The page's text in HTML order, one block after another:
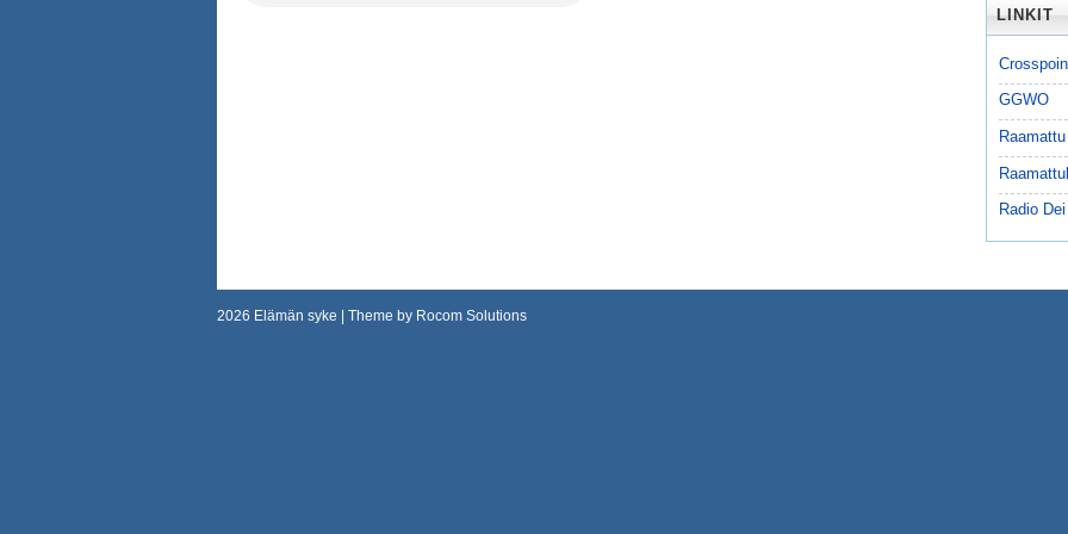
LINKIT
GGWO
Radio Dei
2026 Elämän syke | Theme by Rocom Solutions